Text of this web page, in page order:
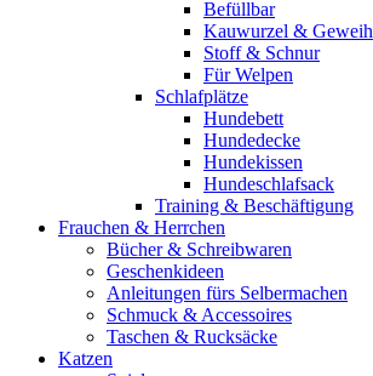
Befüllbar
Kauwurzel & Geweih
Stoff & Schnur
Für Welpen
Schlafplätze
Hundebett
Hundedecke
Hundekissen
Hundeschlafsack
Training & Beschäftigung
Frauchen & Herrchen
Bücher & Schreibwaren
Geschenkideen
Anleitungen fürs Selbermachen
Schmuck & Accessoires
Taschen & Rucksäcke
Katzen